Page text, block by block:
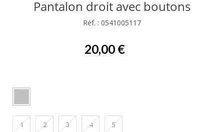
Pantalon droit avec boutons
Réf. : 0541005117
20,00 €
1 2 3 4 5